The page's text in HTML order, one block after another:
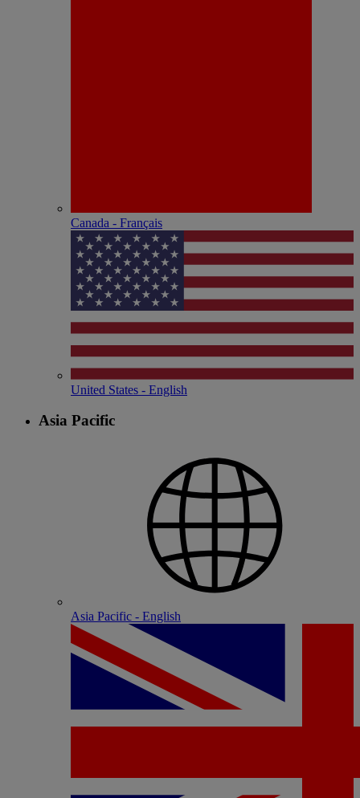
Canada - Français
United States - English
Asia Pacific
Asia Pacific - English